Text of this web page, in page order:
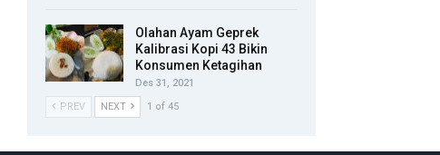
Olahan Ayam Geprek
Kalibrasi Kopi 43 Bikin
Konsumen Ketagihan
Des 31, 2021
PREV
NEXT 1 of 45